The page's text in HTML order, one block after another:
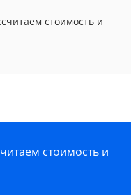
стоимость и
стоимость и